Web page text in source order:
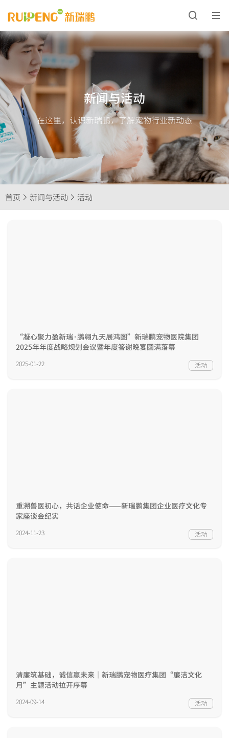
新闻与活动
在这里，认识新瑞鹏，了解宠物行业新动态
首页 新闻与活动 活动
“凝心聚力盈新瑞·鹏翱九天展鸿图”新瑞鹏宠物医院集团
2025年年度战略规划会议暨年度答谢晚宴圆满落幕
2025-01-22 活动
重溯兽医初心，共话企业使命——新瑞鹏集团企业医疗文化专
家座谈会纪实
2024-11-23 活动
清廉筑基础，诚信赢未来｜新瑞鹏宠物医疗集团“廉洁文化
月”主题活动拉开序幕
2024-09-14 活动